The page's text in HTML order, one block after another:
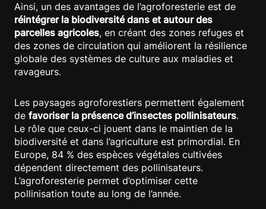
Ainsi, un des avantages de l’agroforesterie est de
réintégrer la biodiversité dans et autour des
parcelles agricoles, en créant des zones refuges et
des zones de circulation qui améliorent la résilience
globale des systèmes de culture aux maladies et
ravageurs.​
Les paysages agroforestiers permettent également
de favoriser la présence d’insectes pollinisateurs.
Le rôle que ceux-ci jouent dans le maintien de la
biodiversité et dans l’agriculture est primordial. En
Europe, 84 % des espèces végétales cultivées
dépendent directement des pollinisateurs.
L’agroforesterie permet d’optimiser cette
pollinisation toute au long de l’année.